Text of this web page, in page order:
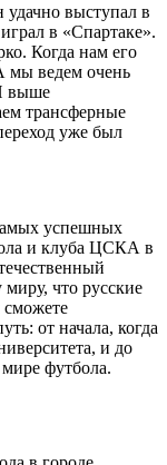
выступал в
в «Спартаке».
Когда нам его
мы ведем очень
выше
трансферные
уже был
успешных
и клуба ЦСКА в
что русские
сможете
от начала, когда
и до
футбола.